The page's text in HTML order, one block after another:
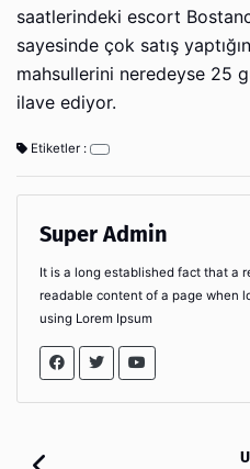
saatlerindeki escort
sayesinde çok satış
mahsullerini neredeyse 25
ilave ediyor.
Etiketler :
Super Admin
It is a long established fact that a
readable content of a page when
using Lorem Ipsum